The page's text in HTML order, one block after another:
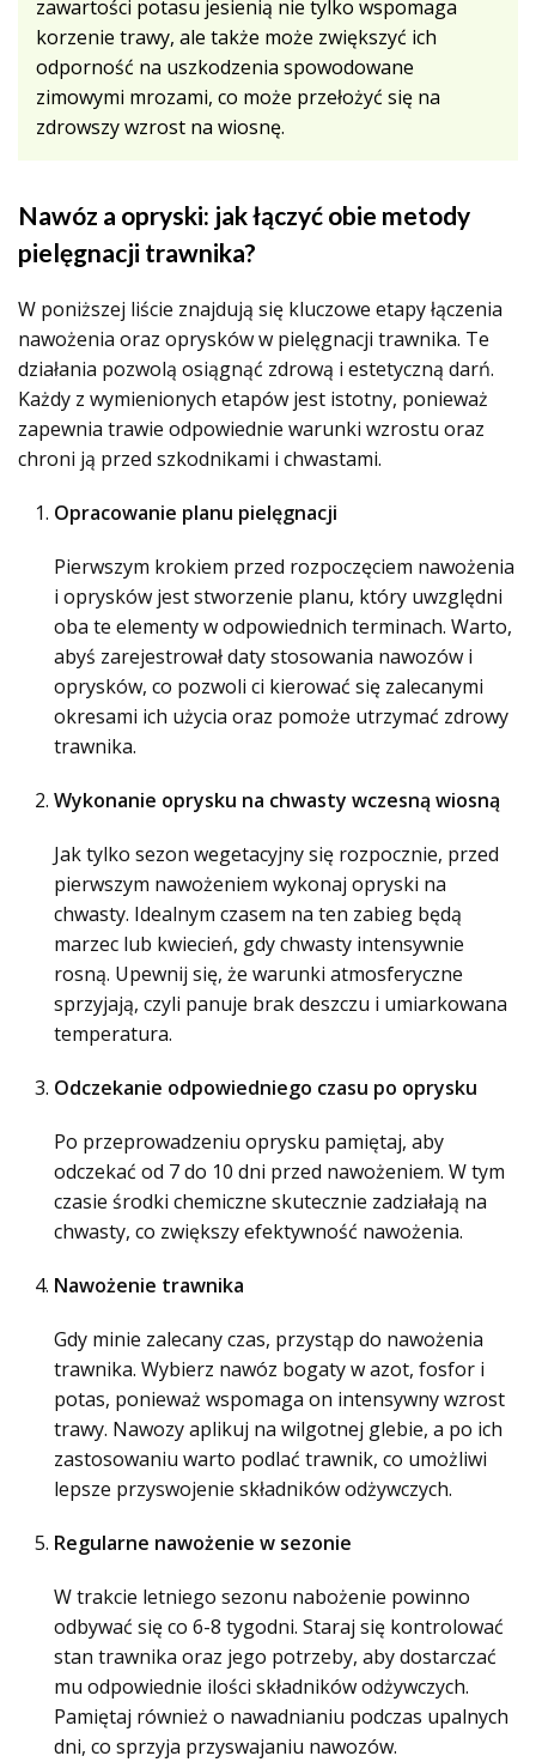
zawartości potasu jesienią nie tylko wspomaga
korzenie trawy, ale także może zwiększyć ich
odporność na uszkodzenia spowodowane
zimowymi mrozami, co może przełożyć się na
zdrowszy wzrost na wiosnę.
Nawóz a opryski: jak łączyć obie metody
pielęgnacji trawnika?
W poniższej liście znajdują się kluczowe etapy łączenia
nawożenia oraz oprysków w pielęgnacji trawnika. Te
działania pozwolą osiągnąć zdrową i estetyczną darń.
Każdy z wymienionych etapów jest istotny, ponieważ
zapewnia trawie odpowiednie warunki wzrostu oraz
chroni ją przed szkodnikami i chwastami.
Opracowanie planu pielęgnacji
Pierwszym krokiem przed rozpoczęciem nawożenia
i oprysków jest stworzenie planu, który uwzględni
oba te elementy w odpowiednich terminach. Warto,
abyś zarejestrował daty stosowania nawozów i
oprysków, co pozwoli ci kierować się zalecanymi
okresami ich użycia oraz pomoże utrzymać zdrowy
trawnika.
Wykonanie oprysku na chwasty wczesną wiosną
Jak tylko sezon wegetacyjny się rozpocznie, przed
pierwszym nawożeniem wykonaj opryski na
chwasty. Idealnym czasem na ten zabieg będą
marzec lub kwiecień, gdy chwasty intensywnie
rosną. Upewnij się, że warunki atmosferyczne
sprzyjają, czyli panuje brak deszczu i umiarkowana
temperatura.
Odczekanie odpowiedniego czasu po oprysku
Po przeprowadzeniu oprysku pamiętaj, aby
odczekać od 7 do 10 dni przed nawożeniem. W tym
czasie środki chemiczne skutecznie zadziałają na
chwasty, co zwiększy efektywność nawożenia.
Nawożenie trawnika
Gdy minie zalecany czas, przystąp do nawożenia
trawnika. Wybierz nawóz bogaty w azot, fosfor i
potas, ponieważ wspomaga on intensywny wzrost
trawy. Nawozy aplikuj na wilgotnej glebie, a po ich
zastosowaniu warto podlać trawnik, co umożliwi
lepsze przyswojenie składników odżywczych.
Regularne nawożenie w sezonie
W trakcie letniego sezonu nabożenie powinno
odbywać się co 6-8 tygodni. Staraj się kontrolować
stan trawnika oraz jego potrzeby, aby dostarczać
mu odpowiednie ilości składników odżywczych.
Pamiętaj również o nawadnianiu podczas upalnych
dni, co sprzyja przyswajaniu nawozów.